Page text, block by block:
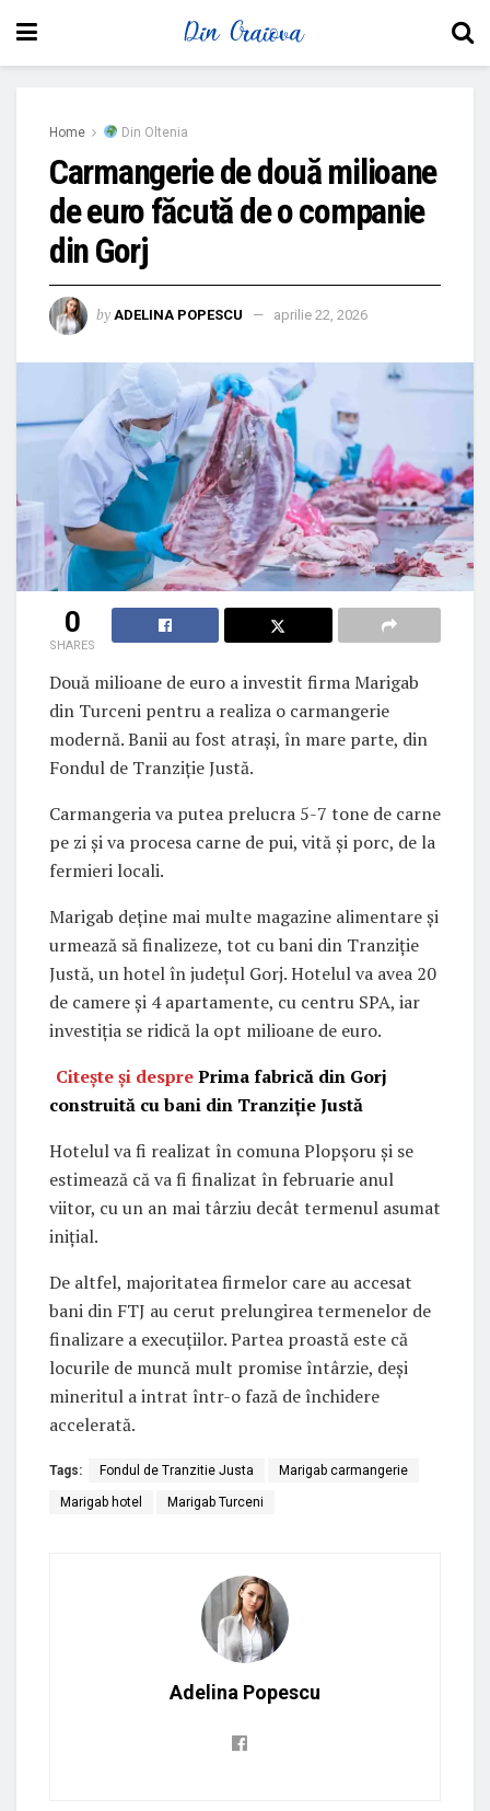
Home Din Oltenia
Carmangerie de două milioane
de euro făcută de o companie
din Gorj
by ADELINA POPESCU aprilie 22, 2026
0
SHARES
Două milioane de euro a investit firma Marigab
din Turceni pentru a realiza o carmangerie
modernă. Banii au fost atrași, în mare parte, din
Fondul de Tranziție Justă.
Carmangeria va putea prelucra 5-7 tone de carne
pe zi și va procesa carne de pui, vită şi porc, de la
fermieri locali.
Marigab deține mai multe magazine alimentare și
urmează să finalizeze, tot cu bani din Tranziție
Justă, un hotel în județul Gorj. Hotelul va avea 20
de camere şi 4 apartamente, cu centru SPA, iar
investiția se ridică la opt milioane de euro.
Citește și desprePrima fabrică din Gorj
construită cu bani din Tranziție Justă
Hotelul va fi realizat în comuna Plopșoru și se
estimează că va fi finalizat în februarie anul
viitor, cu un an mai târziu decât termenul asumat
inițial.
De altfel, majoritatea firmelor care au accesat
bani din FTJ au cerut prelungirea termenelor de
finalizare a execuțiilor. Partea proastă este că
locurile de muncă mult promise întârzie, deși
mineritul a intrat într-o fază de închidere
accelerată.
Tags: Fondul de Tranzitie Justa Marigab carmangerie
Marigab hotel Marigab Turceni
Adelina Popescu